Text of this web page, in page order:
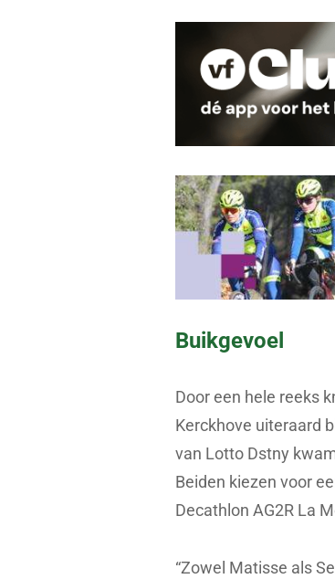
Buikgevoel
Door een hele reeks
Kerckhove uiteraard
van Lotto Dstny
Beiden kiezen voor
Decathlon AG2R La
“Zowel Matisse als